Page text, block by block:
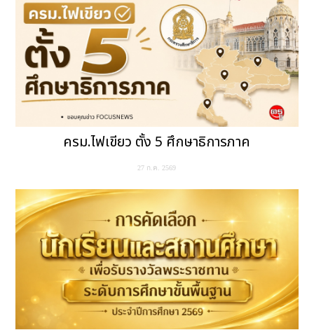
ครม.ไฟเขียว ตั้ง 5 ศึกษาธิการภาค
27 ก.ค. 2569